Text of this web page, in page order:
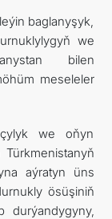
baglanyşyk,
we
bilen
meseleler
we oňyn
aýratyn üns
ösüşiniň
durýandygyny,